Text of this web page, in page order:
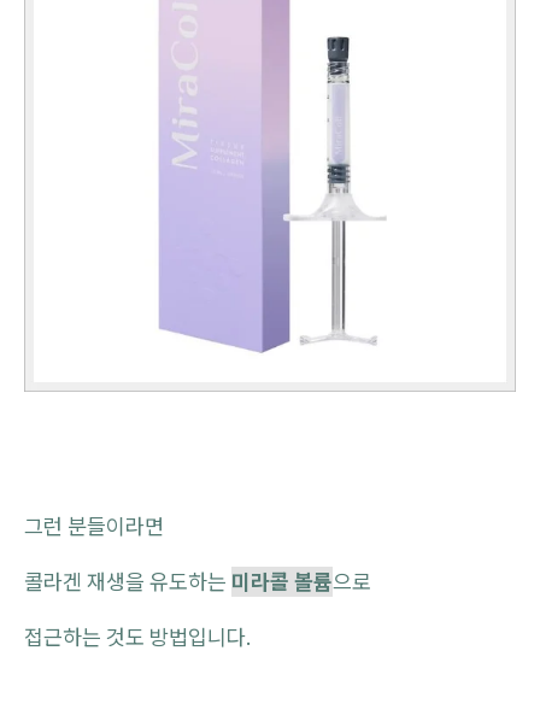
그런 분들이라면
콜라겐 재생을 유도하는 미라콜 볼륨으로
접근하는 것도 방법입니다.